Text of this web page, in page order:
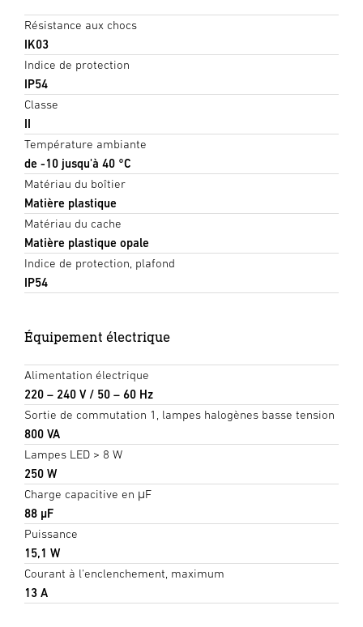
Résistance aux chocs
IK03
Indice de protection
IP54
Classe
II
Température ambiante
de -10 jusqu'à 40 °C
Matériau du boîtier
Matière plastique
Matériau du cache
Matière plastique opale
Indice de protection, plafond
IP54
Équipement électrique
Alimentation électrique
220 – 240 V / 50 – 60 Hz
Sortie de commutation 1, lampes halogènes basse tension
800 VA
Lampes LED > 8 W
250 W
Charge capacitive en μF
88 µF
Puissance
15,1 W
Courant à l'enclenchement, maximum
13 A